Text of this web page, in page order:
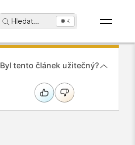
Hledat... ⌘K
Byl tento článek užitečný?